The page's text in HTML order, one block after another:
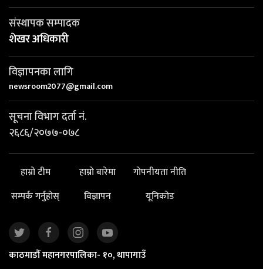
संस्थापक सम्पादक
शेखर अधिकारी
विज्ञापनका लागि
newsroom2077@gmail.com
सूचना विभाग दर्ता नं.
२६८६/२०७७-०७८
हाम्रो टीम हाम्रो बारेमा
गोपनीयता नीति
सम्पर्क गर्नुहोस्
विज्ञापन यूनिकोड
काठमाडौं महानगरपालिका- १०, थापागाउँ